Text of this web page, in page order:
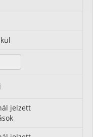
jelzett